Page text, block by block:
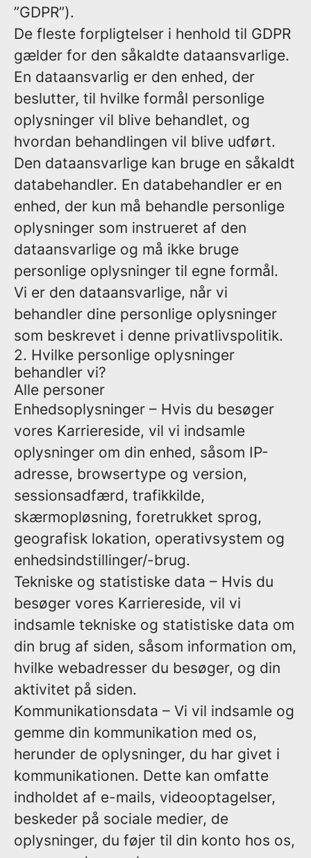
”GDPR”).
De fleste forpligtelser i henhold til GDPR
gælder for den såkaldte dataansvarlige.
En dataansvarlig er den enhed, der
beslutter, til hvilke formål personlige
oplysninger vil blive behandlet, og
hvordan behandlingen vil blive udført.
Den dataansvarlige kan bruge en såkaldt
databehandler. En databehandler er en
enhed, der kun må behandle personlige
oplysninger som instrueret af den
dataansvarlige og må ikke bruge
personlige oplysninger til egne formål.
Vi er den dataansvarlige, når vi
behandler dine personlige oplysninger
som beskrevet i denne privatlivspolitik.
2. Hvilke personlige oplysninger
behandler vi?
Alle personer
Enhedsoplysninger – Hvis du besøger
vores Karriereside, vil vi indsamle
oplysninger om din enhed, såsom IP-
adresse, browsertype og version,
sessionsadfærd, trafikkilde,
skærmopløsning, foretrukket sprog,
geografisk lokation, operativsystem og
enhedsindstillinger/-brug.
Tekniske og statistiske data – Hvis du
besøger vores Karriereside, vil vi
indsamle tekniske og statistiske data om
din brug af siden, såsom information om,
hvilke webadresser du besøger, og din
aktivitet på siden.
Kommunikationsdata – Vi vil indsamle og
gemme din kommunikation med os,
herunder de oplysninger, du har givet i
kommunikationen. Dette kan omfatte
indholdet af e-mails, videooptagelser,
beskeder på sociale medier, de
oplysninger, du føjer til din konto hos os,